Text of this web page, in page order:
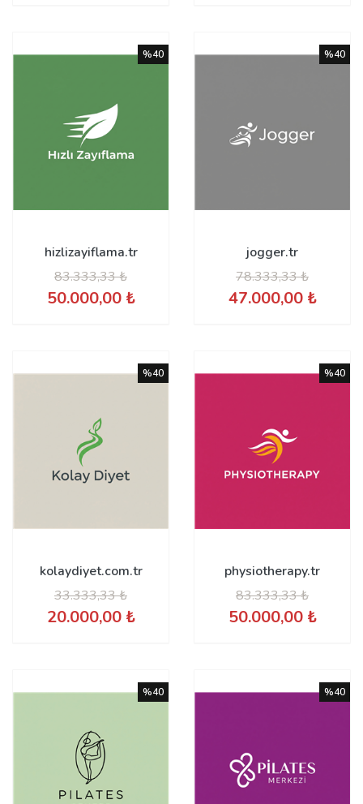
hizlizayiflama.tr
83.333,33 ₺
50.000,00 ₺
%40
jogger.tr
78.333,33 ₺
47.000,00 ₺
%40
kolaydiyet.com.tr
33.333,33 ₺
20.000,00 ₺
%40
physiotherapy.tr
83.333,33 ₺
50.000,00 ₺
%40
%40 %40